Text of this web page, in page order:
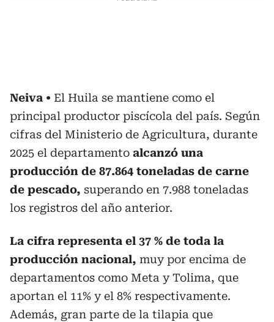
Neiva
El Huila se mantiene como el
principal productor piscícola del país. Según
cifras del Ministerio de Agricultura, durante
2025 el departamento alcanzó una
producción de 87.864 toneladas de carne
de pescado, superando en 7.988 toneladas
los registros del año anterior.
La cifra representa el 37 % de toda la
producción nacional, muy por encima de
departamentos como Meta y Tolima, que
aportan el 11% y el 8% respectivamente.
Además, gran parte de la tilapia que